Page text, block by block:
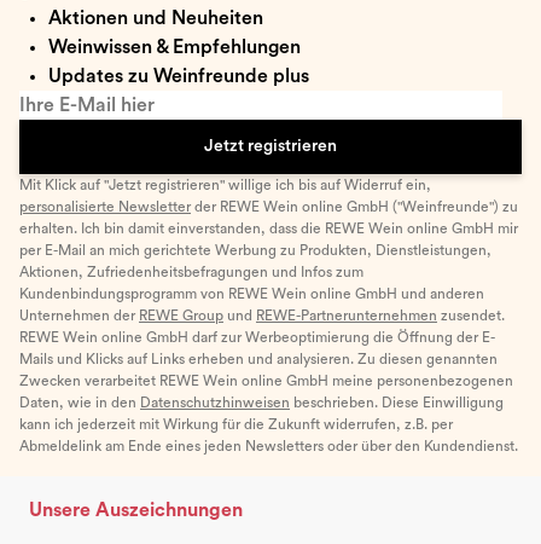
Aktionen und Neuheiten
Weinwissen & Empfehlungen
Updates zu Weinfreunde plus
Ihre E-Mail hier
Jetzt registrieren
Mit Klick auf "Jetzt registrieren" willige ich bis auf Widerruf ein,
personalisierte Newsletter der REWE Wein online GmbH ("Weinfreunde") zu
erhalten. Ich bin damit einverstanden, dass die REWE Wein online GmbH mir
per E-Mail an mich gerichtete Werbung zu Produkten, Dienstleistungen,
Aktionen, Zufriedenheitsbefragungen und Infos zum
Kundenbindungsprogramm von REWE Wein online GmbH und anderen
Unternehmen der REWE Group und REWE-Partnerunternehmen zusendet.
REWE Wein online GmbH darf zur Werbeoptimierung die Öffnung der E-
Mails und Klicks auf Links erheben und analysieren. Zu diesen genannten
Zwecken verarbeitet REWE Wein online GmbH meine personenbezogenen
Daten, wie in den Datenschutzhinweisen beschrieben. Diese Einwilligung
kann ich jederzeit mit Wirkung für die Zukunft widerrufen, z.B. per
Abmeldelink am Ende eines jeden Newsletters oder über den Kundendienst.
Unsere Auszeichnungen